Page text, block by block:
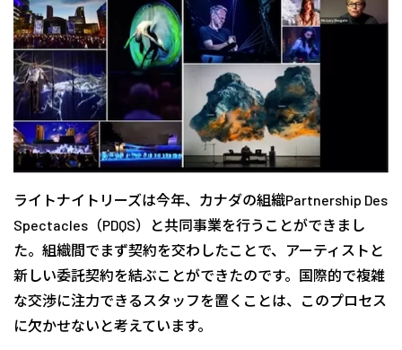
ライトナイトリーズは今年、カナダの組織Partnership Des
Spectacles（PDQS）と共同事業を行うことができまし
た。組織間でまず契約を交わしたことで、アーティストと
新しい委託契約を結ぶことができたのです。国際的で複雑
な交渉に注力できるスタッフを置くことは、このプロセス
に欠かせないと考えています。